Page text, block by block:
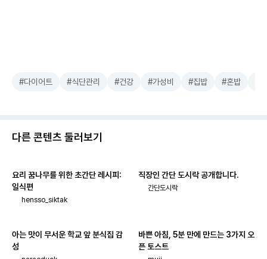
#다이어트 #식단관리 #건강 #가성비 #집밥 #혼밥
다른 콘텐츠 둘러보기
요리 꿈나무를 위한 초간단 레시피:
일식편
hensso_siktak
직장인 간단 도시락 공개합니다.
간단도시락
아는 맛이 무서운 학교 앞 분식집 감
성
바쁜 아침, 5분 만에 만드는 3가지 오
픈 토스트